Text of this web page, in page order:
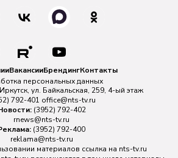
ВакансииБрендингКонтакты
персональных данных
ул. Байкальская, 259, 4-ый этаж
792-401 office@nts-tv.ru
(3952) 792-402
rnews@nts-tv.ru
(3952) 792-400
reklama@nts-tv.ru
материалов ссылка на nts-tv.ru